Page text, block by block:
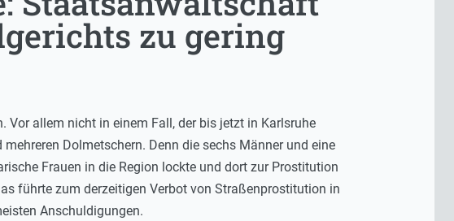
zu gering
Vor allem nicht in einem Fall, der bis jetzt in Karlsruhe
Dolmetschern. Denn die sechs Männer und eine
Frauen in die Region lockte und dort zur Prostitution
führte zum derzeitigen Verbot von Straßenprostitution in
Anschuldigungen.